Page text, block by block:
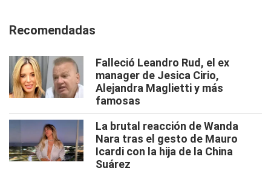
Recomendadas
Falleció Leandro Rud, el ex
manager de Jesica Cirio,
Alejandra Maglietti y más
famosas
La brutal reacción de Wanda
Nara tras el gesto de Mauro
Icardi con la hija de la China
Suárez